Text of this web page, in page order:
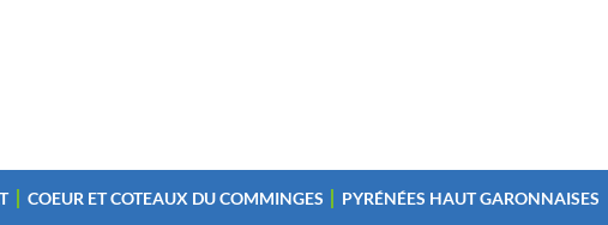
COEUR ET COTEAUX DU COMMINGES PYRÉNÉES HAUT GARONNAISES